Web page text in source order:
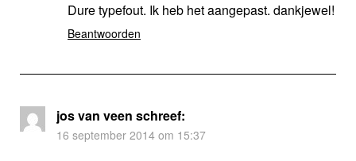
Dure typefout. Ik heb het aangepast. dankjewel!
Beantwoorden
jos van veen schreef:
16 september 2014 om 15:37